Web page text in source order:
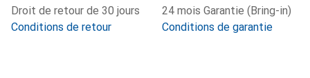
Droit de retour de 30 jours
Conditions de retour
24 mois Garantie (Bring-in)
Conditions de garantie